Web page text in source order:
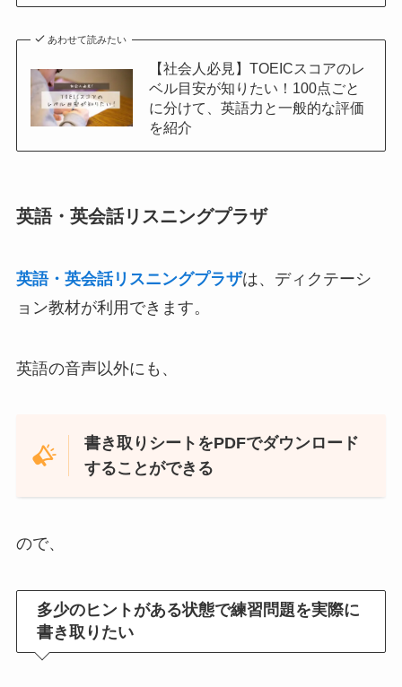
あわせて読みたい
【社会人必見】TOEICスコアのレ
ベル目安が知りたい！100点ごと
に分けて、英語力と一般的な評価
を紹介
英語・英会話リスニングプラザ
英語・英会話リスニングプラザは、ディクテーシ
ョン教材が利用できます。
英語の音声以外にも、
書き取りシートをPDFでダウンロード
することができる
ので、
多少のヒントがある状態で練習問題を実際に
書き取りたい